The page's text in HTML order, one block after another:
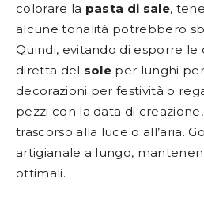
colorare la pasta di sale,
alcune tonalità potrebbero
Quindi, evitando di esporre le
diretta del sole per lunghi
decorazioni per festività o
pezzi con la data di
trascorso alla luce o all’aria.
artigianale a lungo,
ottimali.